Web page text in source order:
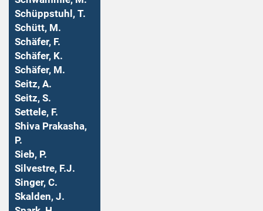
Schüppstuhl, T.
Schütt, M.
Schäfer, F.
Schäfer, K.
Schäfer, M.
Seitz, A.
Seitz, S.
Settele, F.
Shiva Prakasha,
P.
Sieb, P.
Silvestre, F.J.
Singer, C.
Skalden, J.